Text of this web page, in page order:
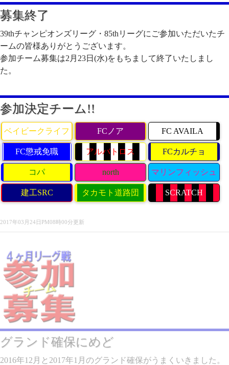
募集終了
39thチャンピオンズリーグ・85thリーグにご参加いただいたチ
ームの皆様ありがとうございます。
参加チーム募集は2月23日(水)をもちまして終了いたしまし
た。
参加決定チーム!!
ベイビークライフ FCノア FC AVAILA
FC懲戒免職 アルバトロス FCカルチョ
コパ north マリンフィッシュ
建工SRC タカモト道路団 SCRATCH
2017年03月24日PM08時00分更新
グランド確保にめど
2016年12月と2017年1月のグランド確保がうまくいきました。